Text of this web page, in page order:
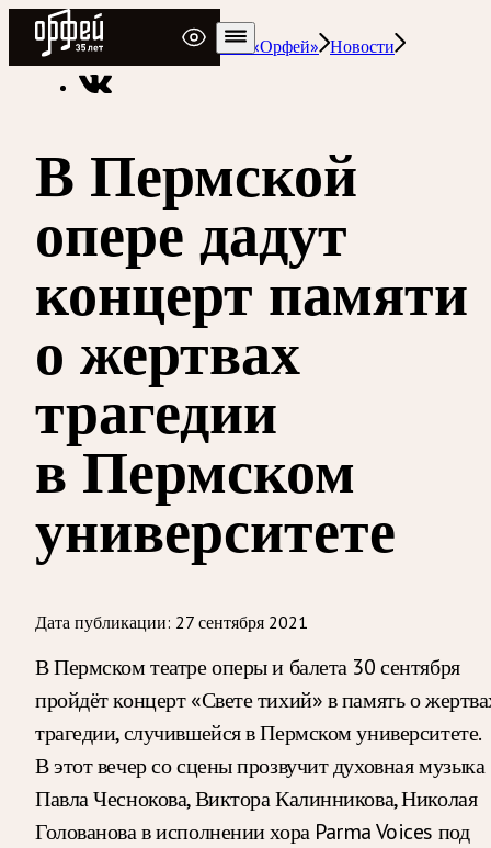
Радио Орфей
Радио классической музыки «Орфей» Новости
В Пермской
опере дадут
концерт памяти
о жертвах
трагедии
в Пермском
университете
Дата публикации: 27 сентября 2021
В Пермском театре оперы и балета 30 сентября
пройдёт концерт «Свете тихий» в память о
трагедии, случившейся в Пермском университете.
В этот вечер со сцены прозвучит духовная музыка
Павла Чеснокова, Виктора Калинникова, Николая
Голованова в исполнении хора Parma Voices под